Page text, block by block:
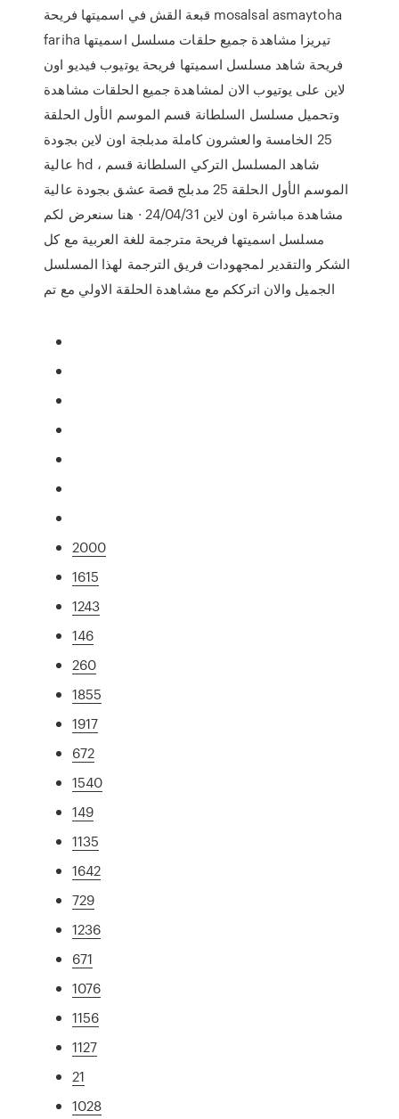
قبعة القش في اسميتها فريحة mosalsal asmaytoha
fariha تيريزا مشاهدة جميع حلقات مسلسل اسميتها
فريحة شاهد مسلسل اسميتها فريحة يوتيوب فيديو اون
لاين على يوتيوب الان لمشاهدة جميع الحلقات مشاهدة
وتحميل مسلسل السلطانة قسم الموسم الأول الحلقة
25 الخامسة والعشرون كاملة مدبلجة اون لاين بجودة
عالية hd ، شاهد المسلسل التركي السلطانة قسم
الموسم الأول الحلقة 25 مدبلج قصة عشق بجودة عالية
مشاهدة مباشرة اون لاين 24/04/31 · هنا سنعرض لكم
مسلسل اسميتها فريحة مترجمة للغة العربية مع كل
الشكر والتقدير لمجهودات فريق الترجمة لهذا المسلسل
الجميل والان اترككم مع مشاهدة الحلقة الاولي مع تم
2000
1615
1243
146
260
1855
1917
672
1540
149
1135
1642
729
1236
671
1076
1156
1127
21
1028